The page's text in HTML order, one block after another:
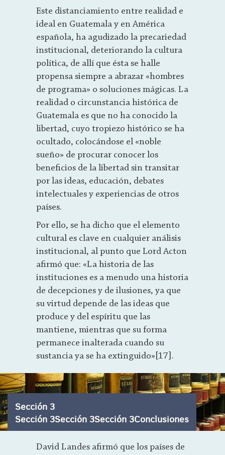
Este distanciamiento entre realidad e
ideal en Guatemala y en América
española, ha agudizado la precariedad
institucional, deteriorando la cultura
política, de allí que ésta se halle
propensa siempre a abrazar «hombres
de programa» o soluciones mágicas. La
realidad o circunstancia histórica de
Guatemala es que no ha conocido la
libertad, cuyo tropiezo histórico se ha
ocultado, colocándose el «noble
sueño» de procurar conocer los
beneficios de la libertad sin transitar
por las ideas, educación, debates
intelectuales y experiencias de otros
países.
Por ello, se ha dicho que el elemento
cultural es clave en cualquier análisis
institucional, al punto que Lord Acton
afirmó que: «La historia de las
instituciones es a menudo una historia
de decepciones y de ilusiones, ya que
su virtud depende de las ideas que
produce y del espíritu que las
mantiene, mientras que su forma
permanece inalterada cuando su
sustancia ya se ha extinguido»[17].
Sección 3
Sección 3Sección 3Sección 3Conclusiones
David Landes afirmó que los países de